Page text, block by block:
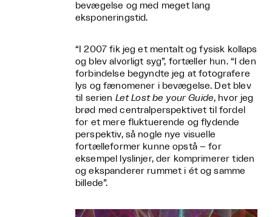
bevægelse og med meget lang
eksponeringstid.
“I 2007 fik jeg et mentalt og fysisk kollaps
og blev alvorligt syg”, fortæller hun. “I den
forbindelse begyndte jeg at fotografere
lys og fænomener i bevægelse. Det blev
til serien Let Lost be your Guide, hvor jeg
brød med centralperspektivet til fordel
for et mere fluktuerende og flydende
perspektiv, så nogle nye visuelle
fortælleformer kunne opstå – for
eksempel lyslinjer, der komprimerer tiden
og ekspanderer rummet i ét og samme
billede”.